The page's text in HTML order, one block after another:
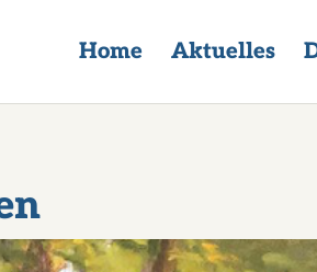
Home Aktuelles